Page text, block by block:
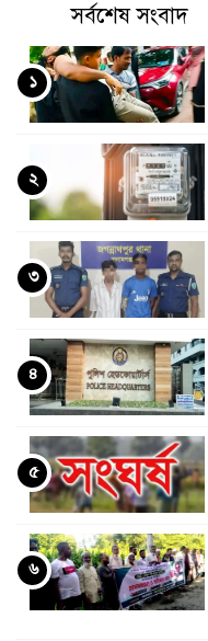
সর্বশেষ সংবাদ
১
২
৩
৪
৫
৬